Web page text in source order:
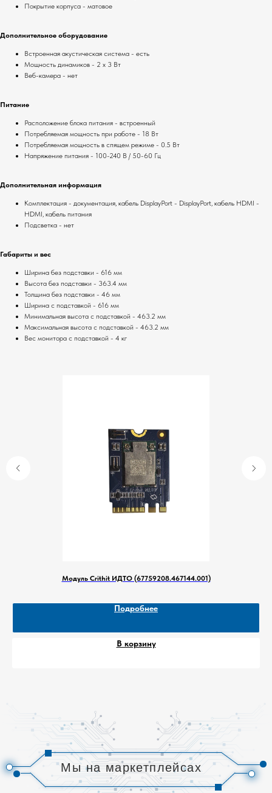
Покрытие корпуса - матовое
Дополнительное оборудование
Встроенная акустическая система - есть
Мощность динамиков - 2 x 3 Вт
Веб-камера - нет
Питание
Расположение блока питания - встроенный
Потребляемая мощность при работе - 18 Вт
Потребляемая мощность в спящем режиме - 0.5 Вт
Напряжение питания - 100-240 В / 50-60 Гц
Дополнительная информация
Комплектация - документация, кабель DisplayPort - DisplayPort, кабель HDMI -
HDMI, кабель питания
Подсветка - нет
Габариты и вес
Ширина без подставки - 616 мм
Высота без подставки - 363.4 мм
Толщина без подставки - 46 мм
Ширина с подставкой - 616 мм
Минимальная высота с подставкой - 463.2 мм
Максимальная высота с подставкой - 463.2 мм
Вес монитора с подставкой - 4 кг
Модуль Crithit ИДТО (67759208.467144.001)
Подробнее
В корзину
Мы на маркетплейсах
Вы можете приобрести нашу продукцию
не только на нашем сайте, но и на
ведущих маркетплейсах Wildberries и
Ozon. Воспользовавшись внутренними
бонусами этих маркетплейсов, вы
Зарегистрируйтесь на
сайте Wildberries и получите бонусный
счет. Бонусы начисляются за покупки и
участие в акциях. Их можно
использовать для оплаты до 99%
: Оформите подписку Ozon
маркетплейсах Wildberries и Ozon и
пользуйтесь всеми преимуществами
СОБСТВЕННОЕ
ПРОИЗВОДСТВО